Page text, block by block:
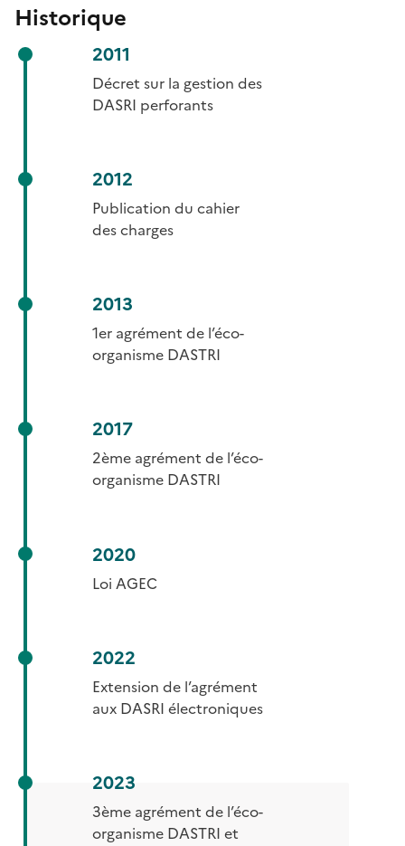
Historique
2011
Décret sur la gestion des
DASRI perforants
2012
Publication du cahier
des charges
2013
1er agrément de l’éco-
organisme DASTRI
2017
2ème agrément de l’éco-
organisme DASTRI
2020
Loi AGEC
2022
Extension de l’agrément
aux DASRI électroniques
2023
3ème agrément de l’éco-
organisme DASTRI et